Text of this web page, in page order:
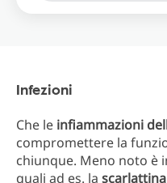
Infezioni
Che le infiammazioni
compromettere la
chiunque. Meno noto è
quali ad es. la scarlattina